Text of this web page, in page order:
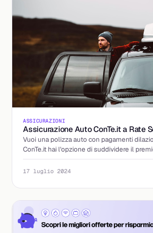
ASSICURAZIONI
Assicurazione Auto ConTe.it a Rate
Vuoi una polizza auto con pagamenti
ConTe.it hai l'opzione di suddividere il
rate semestrali.
17 luglio 2024